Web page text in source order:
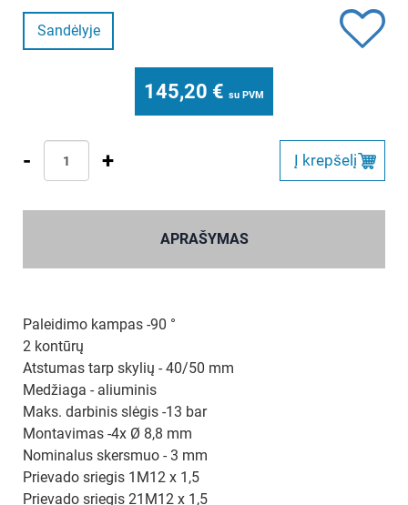
Sandėlyje
145,20 € su PVM
- + Į krepšelį
APRAŠYMAS
Paleidimo kampas -90 °
2 kontūrų
Atstumas tarp skylių - 40/50 mm
Medžiaga - aliuminis
Maks. darbinis slėgis -13 bar
Montavimas -4x Ø 8,8 mm
Nominalus skersmuo - 3 mm
Prievado sriegis 1M12 x 1,5
Prievado sriegis 21M12 x 1,5